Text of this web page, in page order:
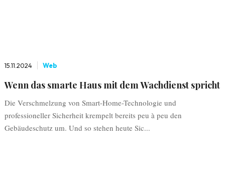
15.11.2024 Web
Wenn das smarte Haus mit dem Wachdienst spricht
Die Verschmelzung von Smart-Home-Technologie und
professioneller Sicherheit krempelt bereits peu à peu den
Gebäudeschutz um. Und so stehen heute Sic...